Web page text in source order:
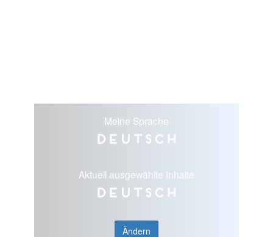
Meine Sprache
Deutsch
Aktuell ausgewählte Inhalte
Deutsch
Ändern